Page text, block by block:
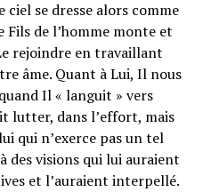
se dresse alors comme
Fils de lʼhomme monte et
rejoindre en travaillant
âme. Quant à Lui, Il nous
Il « languit » vers
lutter, dans lʼeffort, mais
qui nʼexerce pas un tel
des visions qui lui auraient
et lʼauraient interpellé.